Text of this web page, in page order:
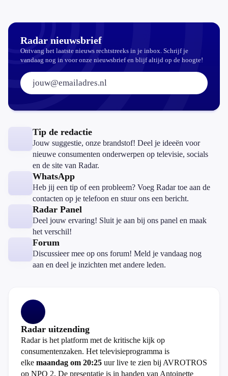
Radar nieuwsbrief
Ontvang het laatste nieuws rechtstreeks in je inbox. Schrijf je
vandaag nog in voor onze nieuwsbrief en blijf altijd op de hoogte!
E-mailadres:
Tip de redactie
Jouw suggestie, onze brandstof! Deel je ideeën voor
nieuwe consumenten onderwerpen op televisie, socials
en de site van Radar.
WhatsApp
Heb jij een tip of een probleem? Voeg Radar toe aan de
contacten op je telefoon en stuur ons een bericht.
Radar Panel
Deel jouw ervaring! Sluit je aan bij ons panel en maak
het verschil!
Forum
Discussieer mee op ons forum! Meld je vandaag nog
aan en deel je inzichten met andere leden.
Radar uitzending
Radar is het platform met de kritische kijk op
consumentenzaken. Het televisieprogramma is
elke maandag om 20:25 uur live te zien bij AVROTROS
op NPO 2. De presentatie is in handen van Antoinette